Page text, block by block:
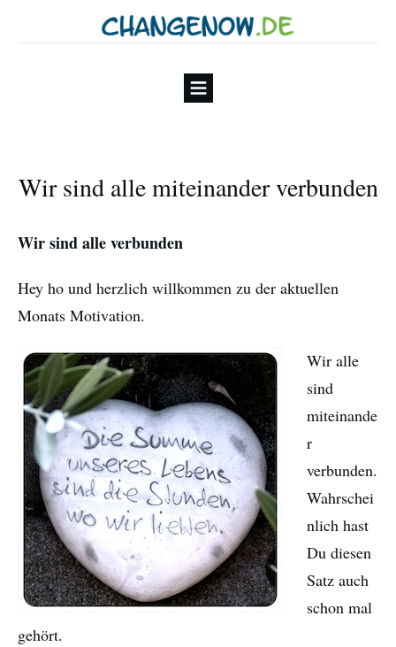
Wir sind alle miteinander verbunden
Wir sind alle verbunden
Hey ho und herzlich willkommen zu der aktuellen
Monats Motivation.
Wir alle
sind
miteinande
r
verbunden.
Wahrschei
nlich hast
Du diesen
Satz auch
schon mal
gehört.